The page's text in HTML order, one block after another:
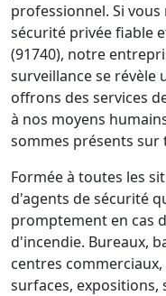
professionnel. Si
sécurité privée fiable
(91740), notre
surveillance se révèle
offrons des services
à nos moyens
sommes présents sur
Formée à toutes les
d'agents de sécurité
promptement en cas
d'incendie. Bureaux,
centres
surfaces, expositions,